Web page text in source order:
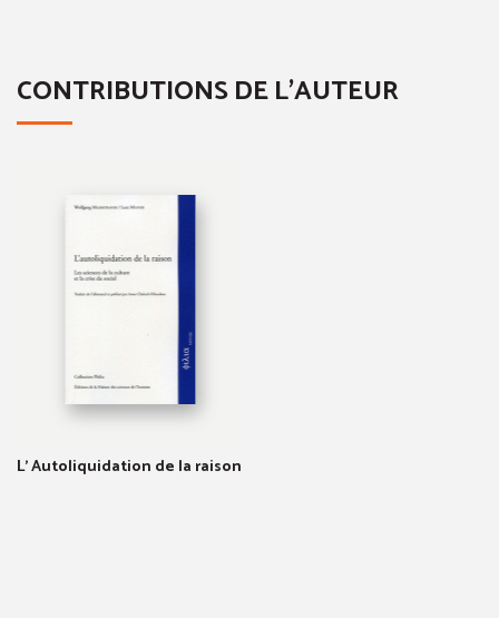
CONTRIBUTIONS DE L'AUTEUR
L' Autoliquidation de la raison